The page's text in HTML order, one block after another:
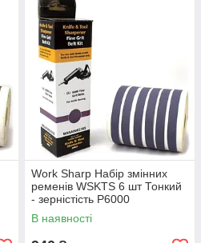
Work Sharp Набір змінних
ременів WSKTS 6 шт Тонкий
- зерністість P6000
В наявності